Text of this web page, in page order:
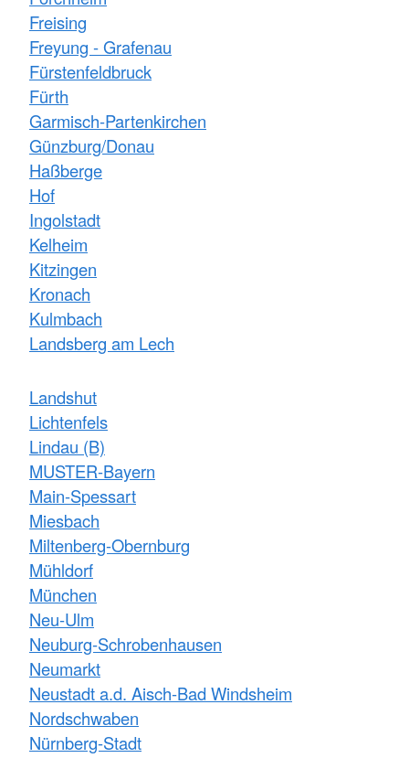
Freising
Freyung - Grafenau
Fürstenfeldbruck
Fürth
Garmisch-Partenkirchen
Günzburg/Donau
Haßberge
Hof
Ingolstadt
Kelheim
Kitzingen
Kronach
Kulmbach
Landsberg am Lech
Landshut
Lichtenfels
Lindau (B)
MUSTER-Bayern
Main-Spessart
Miesbach
Miltenberg-Obernburg
Mühldorf
München
Neu-Ulm
Neuburg-Schrobenhausen
Neumarkt
Neustadt a.d. Aisch-Bad Windsheim
Nordschwaben
Nürnberg-Stadt